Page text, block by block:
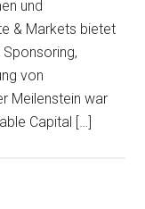
und
& Markets bietet
von
Meilenstein war
Capital […]